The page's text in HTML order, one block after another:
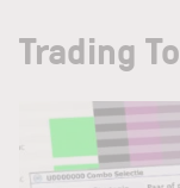
Trading